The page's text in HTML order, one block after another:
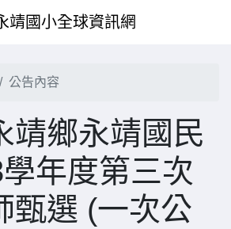
靖國小全球資訊網
公告內容
靖鄉永靖國民
年度第三次
甄選 (一次公